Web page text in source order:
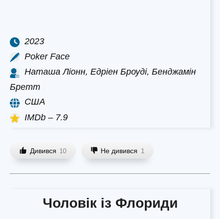
2023
Poker Face
Наташа Ліонн, Едріен Броуді, Бенджамін
Бретт
США
IMDb – 7.9
Дивився 10 Не дивився 1
Чоловік із Флориди